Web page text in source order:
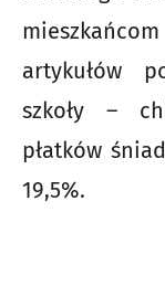
artykułów
szkoły –
płatków
19,5%.